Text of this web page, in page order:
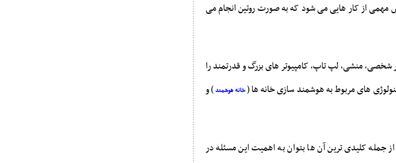
از کار هایی می شود که به صورت روتین انجام می
شخصی، منشی، لپ تاپ، کامپیوتر های بزرگ و قدرتمند را
های مربوط به هوشمند سازی خانه ها (خانه هوشمند) و
کلیدی ترین آن ها بتوان به اهمیت این مسئله در